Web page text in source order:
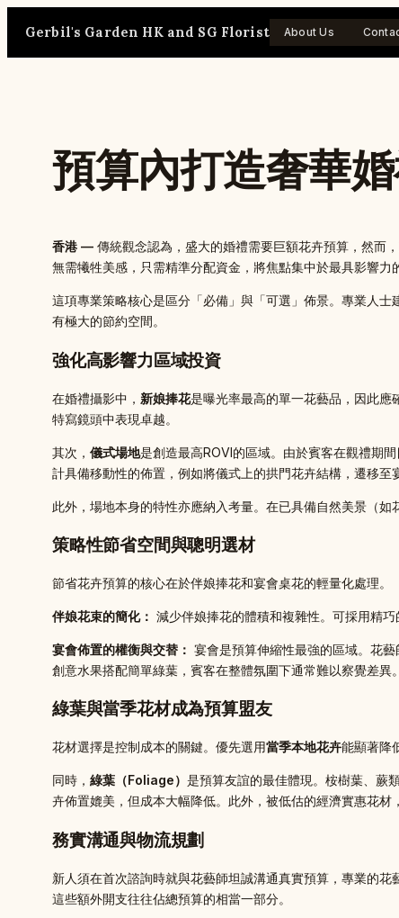
Gerbil's Garden HK and SG Florist About Us
預算內打造奢華
香港 — 傳統觀念認為，盛大的婚禮需要巨額花卉預算，然而
無需犧牲美感，只需精準分配資金，將焦點集中於最具影響力
這項專業策略核心是區分「必備」與「可選」佈景。專業人
有極大的節約空間。
強化高影響力區域投資
在婚禮攝影中， 新娘捧花是曝光率最高的單一花藝品，因此應
特寫鏡頭中表現卓越。
其次， 儀式場地是創造最高ROVI的區域。由於賓客在觀禮期
計具備移動性的佈置，例如將儀式上的拱門花卉結構，遷移至
此外，場地本身的特性亦應納入考量。在已具備自然美景（
策略性節省空間與聰明選材
節省花卉預算的核心在於伴娘捧花和宴會桌花的輕量化處理。
伴娘花束的簡化： 減少伴娘捧花的體積和複雜性。可採用精
宴會佈置的權衡與交替： 宴會是預算伸縮性最強的區域。花
創意水果搭配簡單綠葉，賓客在整體氛圍下通常難以察覺差異
綠葉與當季花材成為預算盟友
花材選擇是控制成本的關鍵。優先選用當季本地花卉能顯著降
同時， 綠葉（Foliage） 是預算友誼的最佳體現。桉樹葉、蕨
卉佈置媲美，但成本大幅降低。此外，被低估的經濟實惠花
務實溝通與物流規劃
新人須在首次諮詢時就與花藝師坦誠溝通真實預算，專業的
這些額外開支往往佔總預算的相當一部分。